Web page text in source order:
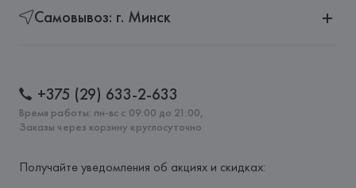
Самовывоз: г. Минск
+375 (29) 633-2-633
Время работы: пн-вс с 09:00 до 21:00,
Заказы через корзину круглосуточно
Получайте уведомления об акциях и скидках: